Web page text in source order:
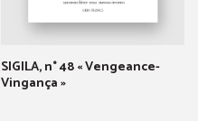
SIGILA, n° 48 « Vengeance-
Vingança »